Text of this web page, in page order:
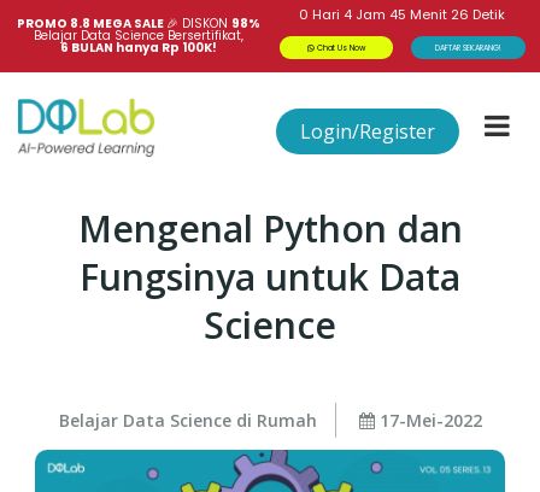
PROMO 8.8 MEGA SALE 🎉 DISKON 98%
Belajar Data Science Bersertifikat,
6 BULAN hanya Rp 100K!
0 Hari 4 Jam 45 Menit 25 Detik
Chat Us Now DAFTAR SEKARANG!
Login/Register
Mengenal Python dan
Fungsinya untuk Data
Science
Belajar Data Science di Rumah 17-Mei-2022